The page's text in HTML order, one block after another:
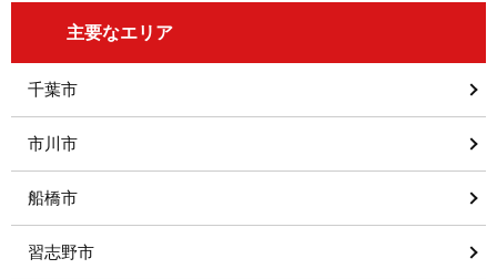
主要なエリア
千葉市
市川市
船橋市
習志野市